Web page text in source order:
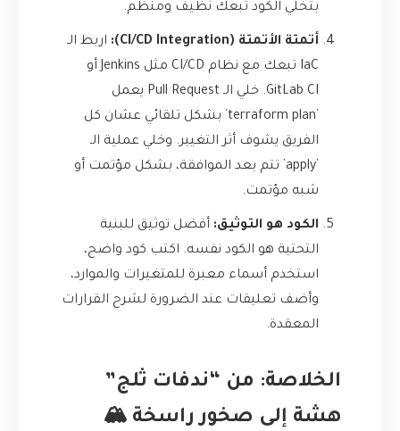
بتخلي الكود تبعك نظيف ومنظم.
أتمتة الأتمتة (CI/CD Integration):
اربط الـ
IaC تبعك مع نظام CI/CD مثل Jenkins أو
GitLab CI. خلي الـ Pull Request يعمل
`terraform plan` بشكل تلقائي عشان كل
الفريق يشوف أثر التغيير. وخلي عملية الـ
`apply` تتم بعد الموافقة، بشكل مؤتمت أو
شبه مؤتمت.
الكود هو التوثيق: أفضل توثيق للبنية
التحتية هو الكود نفسه. اكتب كود واضح،
استخدم أسماء معبرة للمتغيرات والموارد،
وأضف تعليقات عند الضرورة لشرح القرارات
المعقدة.
الخلاصة: من “ندفات ثلج”
هشة إلى صخور راسخة 🏔️